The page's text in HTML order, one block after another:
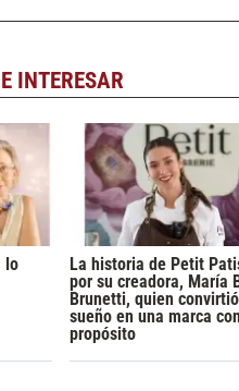
INTERESAR
lo
La historia de Petit
por su creadora, María
Brunetti, quien
sueño en una marca con
propósito